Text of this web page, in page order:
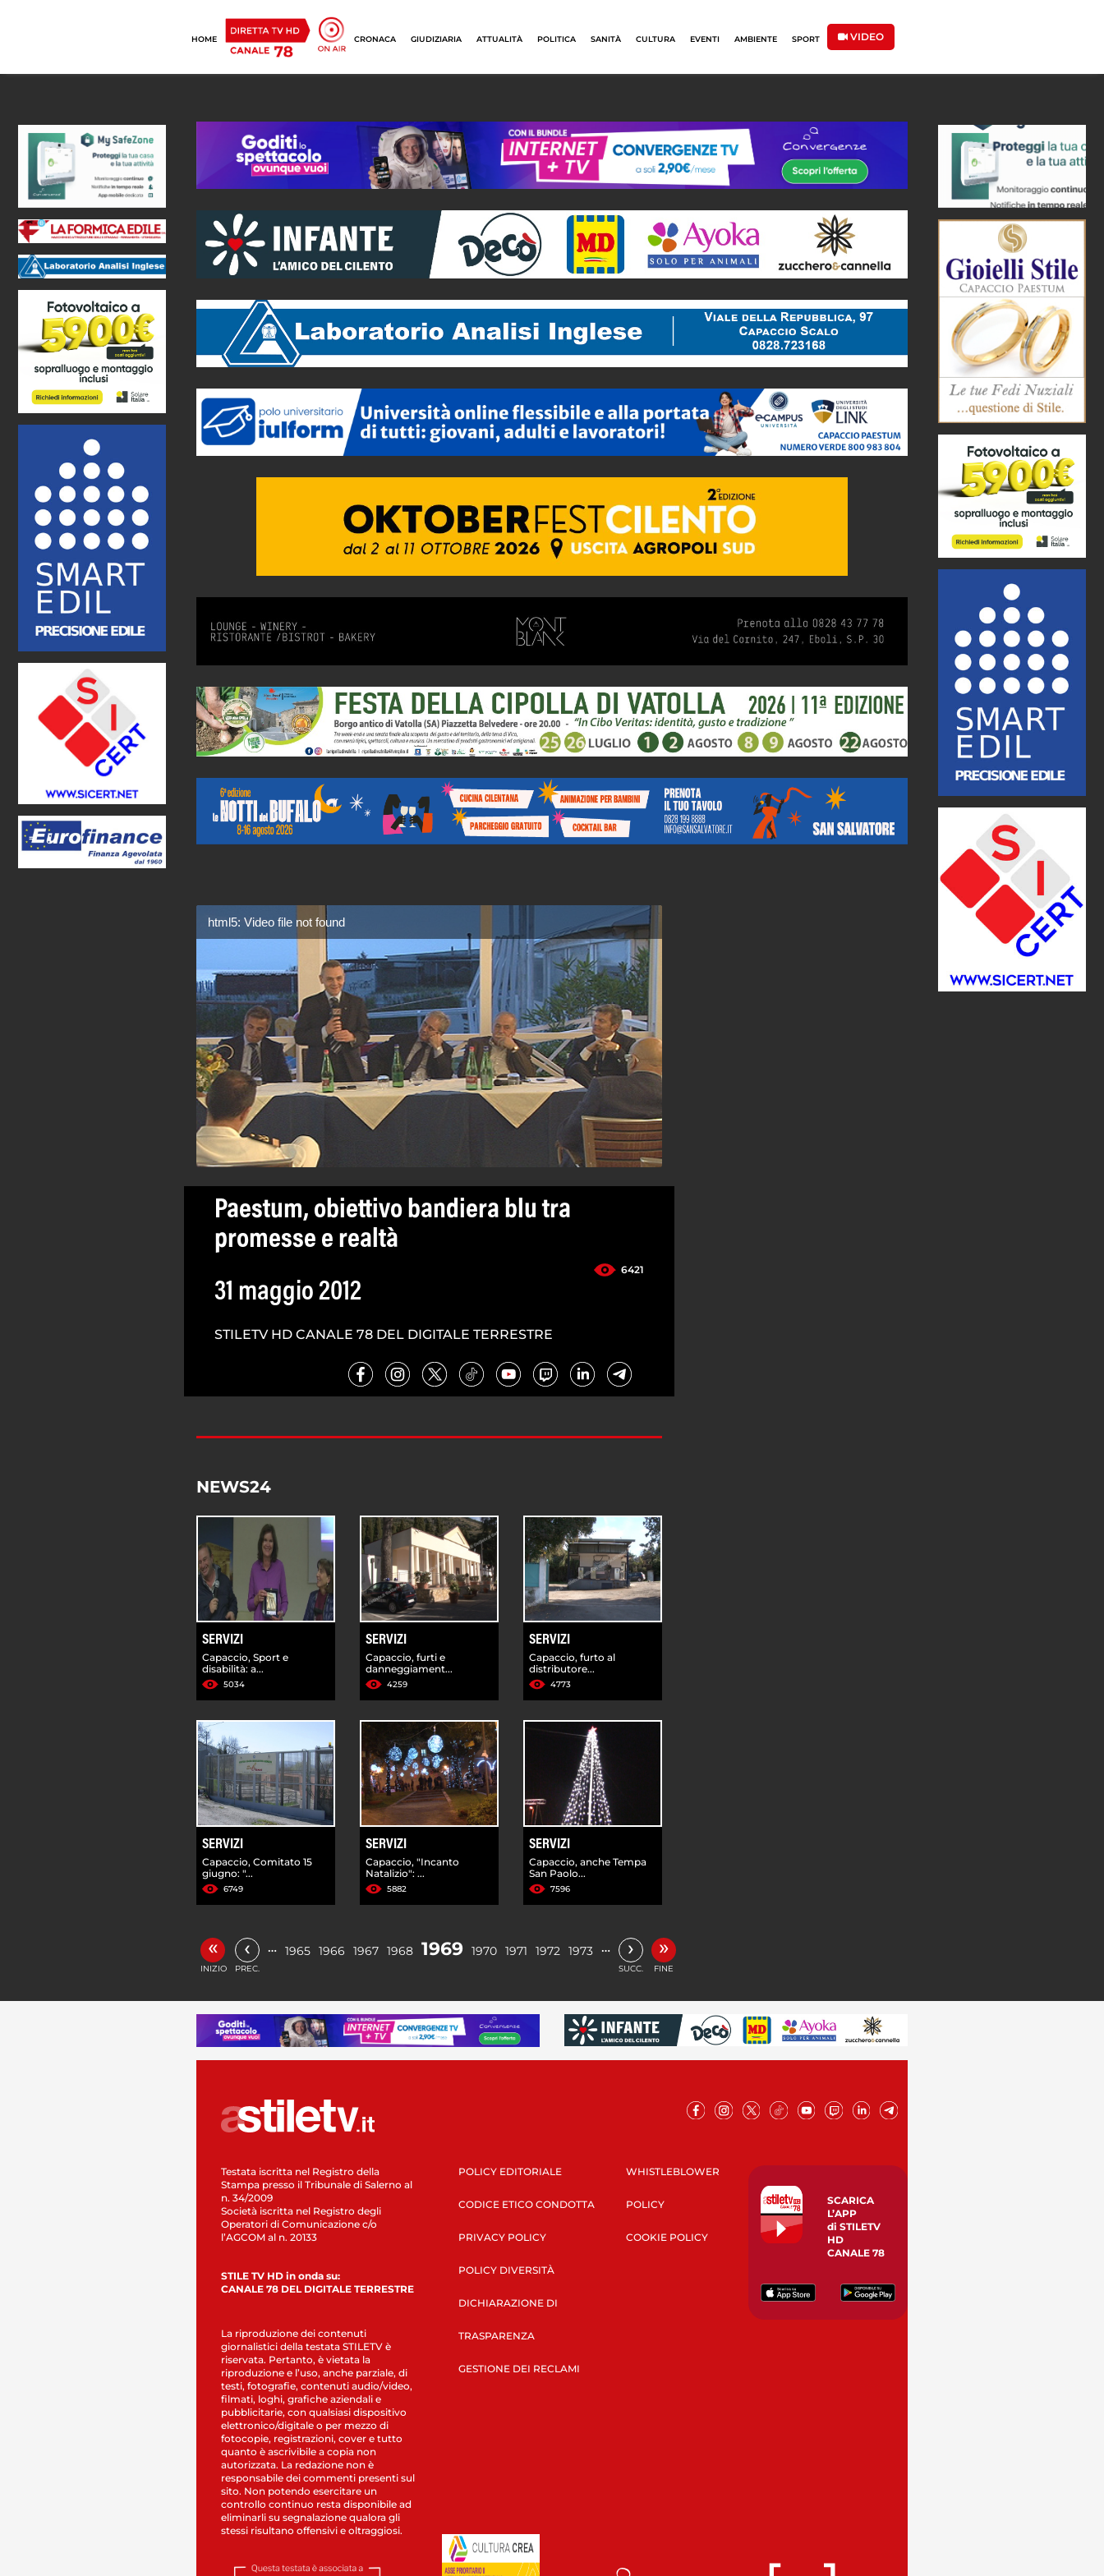
HOME CRONACA GIUDIZIARIA ATTUALITÀ POLITICA SANITÀ CULTURA EVENTI AMBIENTE SPORT VIDEO
html5: Video file not found
Paestum, obiettivo bandiera blu tra
promesse e realtà
6421
31 maggio 2012
STILETV HD CANALE 78 DEL DIGITALE TERRESTRE
NEWS24
SERVIZI
Capaccio, Sport e
disabilità: a...
5034
SERVIZI
Capaccio, furti e
danneggiament...
4259
SERVIZI
Capaccio, furto al
distributore...
4773
SERVIZI
Capaccio, Comitato 15
giugno: "...
6749
SERVIZI
Capaccio, "Incanto
Natalizio": ...
5882
SERVIZI
Capaccio, anche Tempa
San Paolo...
7596
«
INIZIO
‹
PREC.
… 1965 1966 1967 1968 1969 1970 1971 1972 1973 … ›
SUCC.
»
FINE
Testata iscritta nel Registro della
Stampa presso il Tribunale di Salerno al
n. 34/2009
Società iscritta nel Registro degli
Operatori di Comunicazione c/o
l’AGCOM al n. 20133
STILE TV HD in onda su:
CANALE 78 DEL DIGITALE TERRESTRE
La riproduzione dei contenuti
giornalistici della testata STILETV è
riservata. Pertanto, è vietata la
riproduzione e l’uso, anche parziale, di
testi, fotografie, contenuti audio/video,
filmati, loghi, grafiche aziendali e
pubblicitarie, con qualsiasi dispositivo
elettronico/digitale o per mezzo di
fotocopie, registrazioni, cover e tutto
quanto è ascrivibile a copia non
autorizzata. La redazione non è
responsabile dei commenti presenti sul
sito. Non potendo esercitare un
controllo continuo resta disponibile ad
eliminarli su segnalazione qualora gli
stessi risultano offensivi e oltraggiosi.
POLICY EDITORIALE
CODICE ETICO CONDOTTA
PRIVACY POLICY
POLICY DIVERSITÀ
DICHIARAZIONE DI
TRASPARENZA
GESTIONE DEI RECLAMI
WHISTLEBLOWER
POLICY
COOKIE POLICY
SCARICA
L’APP
di STILETV
HD
CANALE 78